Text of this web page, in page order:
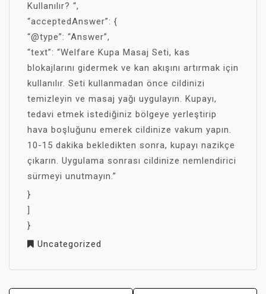
Kullanılır? “,
“acceptedAnswer”: {
“@type”: “Answer”,
“text”: “Welfare Kupa Masaj Seti, kas
blokajlarını gidermek ve kan akışını artırmak için
kullanılır. Seti kullanmadan önce cildinizi
temizleyin ve masaj yağı uygulayın. Kupayı,
tedavi etmek istediğiniz bölgeye yerleştirip
hava boşluğunu emerek cildinize vakum yapın.
10-15 dakika bekledikten sonra, kupayı nazikçe
çıkarın. Uygulama sonrası cildinize nemlendirici
sürmeyi unutmayın.”
}
]
}
Uncategorized